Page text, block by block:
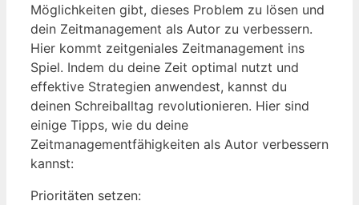
Möglichkeiten gibt, dieses Problem zu lösen und
dein Zeitmanagement als Autor zu verbessern.
Hier kommt zeitgeniales Zeitmanagement ins
Spiel. Indem du deine Zeit optimal nutzt und
effektive Strategien anwendest, kannst du
deinen Schreiballtag revolutionieren. Hier sind
einige Tipps, wie du deine
Zeitmanagementfähigkeiten als Autor verbessern
kannst:
Prioritäten setzen: